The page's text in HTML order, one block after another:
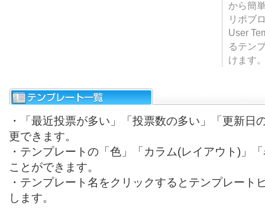
から簡
リポブ
User
るテン
けます
・「最近投票が多い」「投票数の多い」「更新日
更できます。
・テンプレートの「色」「カラム(レイアウト)」
ことができます。
・テンプレート名をクリックするとテンプレート
します。